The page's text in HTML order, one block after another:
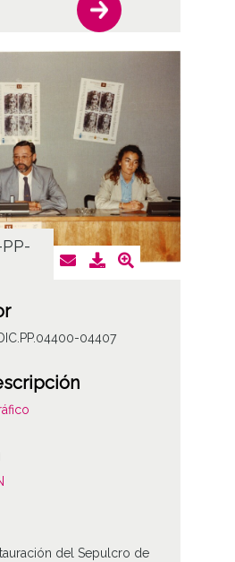
04407
del Sepulcro de